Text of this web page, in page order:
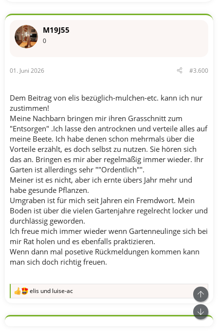
k
o
:
M19J55
0
01. Juni 2026 #3.600
Dem Beitrag von elis bezüglich-mulchen-etc. kann ich nur
zustimmen!
Meine Nachbarn bringen mir ihren Grasschnitt zum
"Entsorgen" .Ich lasse den antrocknen und verteile alles auf
meine Beete. Ich habe denen schon mehrmals über die
Vorteile erzählt, es doch selbst zu nutzen. Sie hören sich
das an. Bringen es mir aber regelmäßig immer wieder. Ihr
Garten ist allerdings sehr ""Ordentlich"".
Meiner ist es nicht, aber ich ernte übers Jahr mehr und
habe gesunde Pflanzen.
Umgraben ist für mich seit Jahren ein Fremdwort. Mein
Boden ist über die vielen Gartenjahre regelrecht locker und
durchlässig geworden.
Ich freue mich immer wieder wenn Gartenneulinge sich bei
mir Rat holen und es ebenfalls praktizieren.
Wenn dann mal posetive Rückmeldungen kommen kann
man sich doch richtig freuen.
R
k
elis und luise-ac